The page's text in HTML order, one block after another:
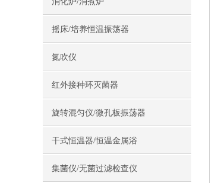
摇床/培养恒温振荡器
氮吹仪
红外接种环灭菌器
旋转混匀仪/微孔板振荡器
干式恒温器/恒温金属浴
集菌仪/无菌过滤检查仪